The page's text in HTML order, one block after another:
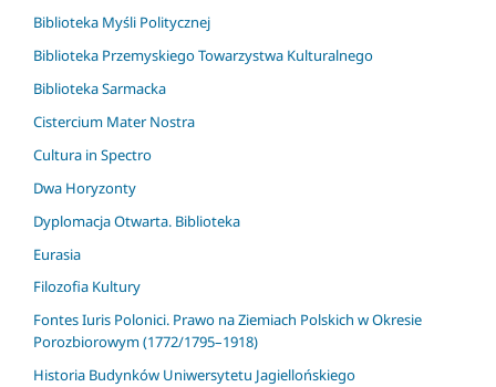
Biblioteka Myśli Politycznej
Biblioteka Przemyskiego Towarzystwa Kulturalnego
Biblioteka Sarmacka
Cistercium Mater Nostra
Cultura in Spectro
Dwa Horyzonty
Dyplomacja Otwarta. Biblioteka
Eurasia
Filozofia Kultury
Fontes Iuris Polonici. Prawo na Ziemiach Polskich w Okresie
Porozbiorowym (1772/1795–1918)
Historia Budynków Uniwersytetu Jagiellońskiego